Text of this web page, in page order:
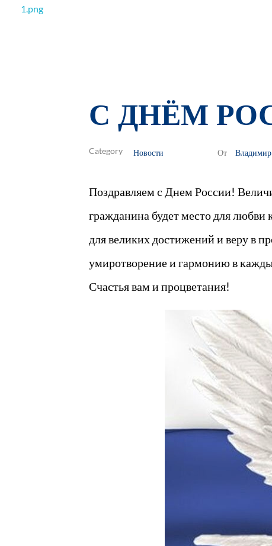
С ДНЁМ
От Владимир
Новости
Поздравляем с Днем России!
гражданина будет место для любви
для великих достижений и веру в
умиротворение и гармонию в
Счастья вам и процветания!